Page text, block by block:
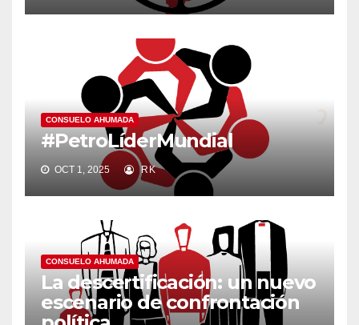
CONSUELO AHUMADA
#PetroLíderMundial
OCT 1, 2025 RK
CONSUELO AHUMADA
La descertificación: un nuevo
escenario de confrontación